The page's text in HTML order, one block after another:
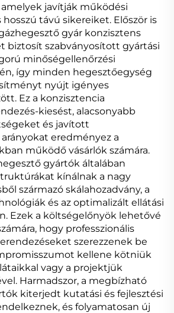
amelyek javítják működési
távú sikereiket. Először is
gyár konzisztens
biztosít szabványosított gyártási
minőségellenőrzési
így minden hegesztőegység
nyújt igényes
Ez a konzisztencia
kiesést, alacsonyabb
és javított
eredményez a
működő vásárlók számára.
gyártók általában
kínálnak a nagy
származó skálahozadvány, a
és az optimalizált ellátási
Ezek a költségelőnyök lehetővé
hogy professzionális
szerezzenek be
kellene kötniük
vagy a projektjük
Harmadszor, a megbízható
kiterjedt kutatási és fejlesztési
és folyamatosan új